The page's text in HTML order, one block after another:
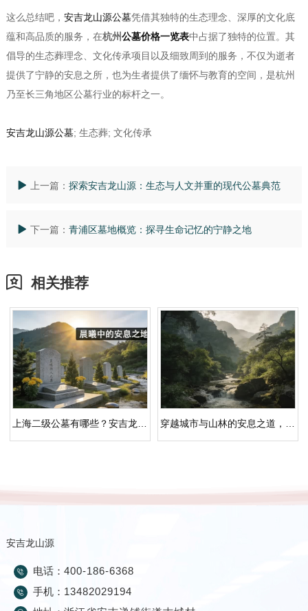
这么总结吧， 安吉龙山源公墓凭借其独特的生态理念、深厚的文化底
蕴和高品质的服务，在杭州公墓价格一览表中占据了独特的位置。其
倡导的生态葬理念、文化传承项目以及细致周到的服务，不仅为逝者
提供了宁静的安息之所，也为生者提供了缅怀与教育的空间，是杭州
乃至长三角地区公墓行业的标杆之一。
安吉龙山源公墓; 生态葬; 文化传承
上一篇： 探索安吉龙山源：生态与人文并重的现代公墓典范
下一篇： 青浦区墓地概览：探寻生命记忆的宁静之地
相关推荐
安吉龙山源
电话： 400-186-6368
手机： 13482029194